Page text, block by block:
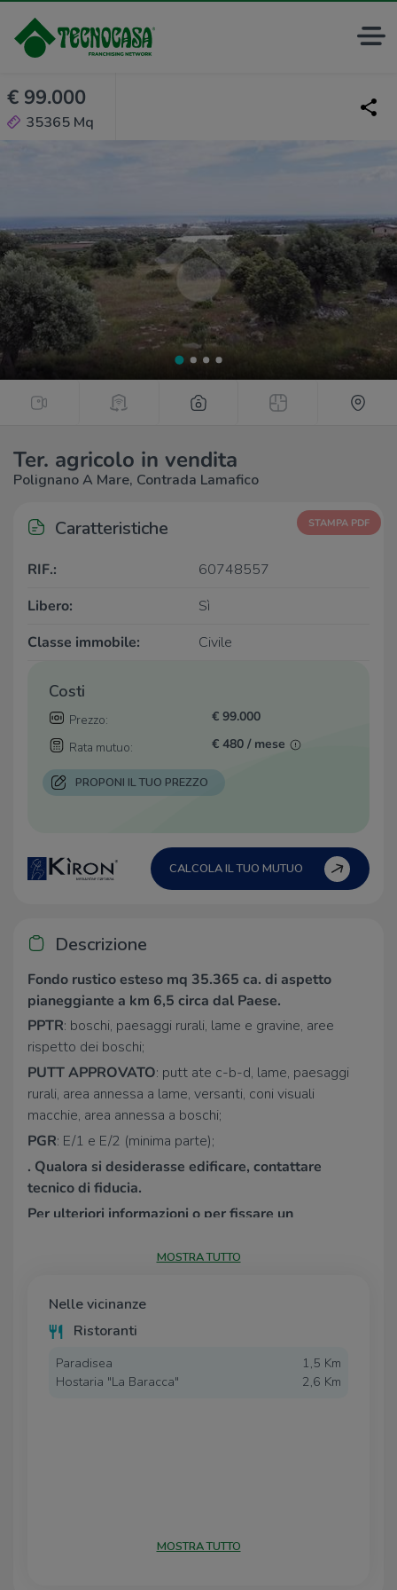
€ 99.000
35365 Mq
Ter. agricolo in vendita
Polignano A Mare, Contrada Lamafico
Caratteristiche STAMPA PDF
RIF.:
60748557
Libero:
Sì
Classe immobile:
Civile
Costi
Prezzo:
€ 99.000
Rata mutuo:
€ 480 / mese
PROPONI IL TUO PREZZO
CALCOLA IL TUO MUTUO
Descrizione
Fondo rustico esteso mq 35.365 ca. di aspetto
pianeggiante a km 6,5 circa dal Paese.
PPTR: boschi, paesaggi rurali, lame e gravine, aree
rispetto dei boschi;
PUTTAPPROVATO: putt ate c-b-d, lame, paesaggi
rurali, area annessa a lame, versanti, coni visuali
macchie, area annessa a boschi;
PGR: E/1 e E/2 (minima parte);
. Qualora si desiderasse edificare, contattare
tecnico di fiducia.
Per ulteriori informazioni o per fissare un
seguenti recapiti: Ufficio 080 4242544 o Mobile
MOSTRA TUTTO
Nelle vicinanze
Ristoranti
Paradisea
1,5 Km
Hostaria "La Baracca"
2,6 Km
MOSTRA TUTTO